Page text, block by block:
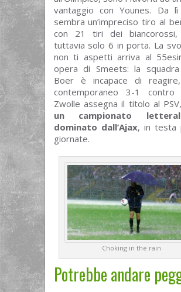
vantaggio con Younes. Da
sembra un’impreciso tiro al
con 21 tiri dei
tuttavia solo 6 in porta. La
non ti aspetti arriva al
opera di Smeets: la
Boer è incapace di
contemporaneo 3-1
Zwolle assegna il titolo al PSV,
un campionato
dominato dall’Ajax, in testa
giornate.
Choking in the rain
Potrebbe andare